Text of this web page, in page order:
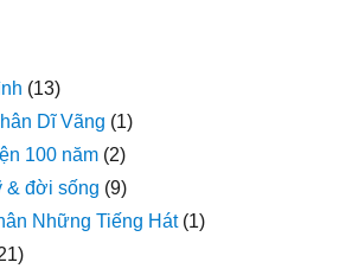
(13)
Dĩ Vãng (1)
100 năm (2)
& đời sống (9)
Những Tiếng Hát(1)